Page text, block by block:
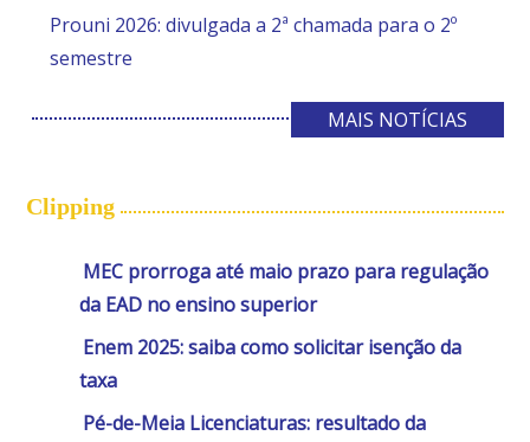
Prouni 2026: divulgada a 2ª chamada para o 2º
semestre
MAIS NOTÍCIAS
Clipping
MEC prorroga até maio prazo para regulação
da EAD no ensino superior
Enem 2025: saiba como solicitar isenção da
taxa
Pé-de-Meia Licenciaturas: resultado da